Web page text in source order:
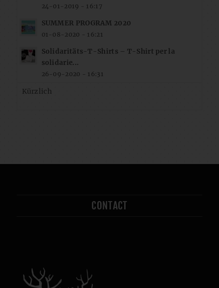
24-01-2019 - 16:17
SUMMER PROGRAM 2020
01-08-2020 - 16:21
Solidaritäts-T-Shirts – T-Shirt per la
solidarie...
26-09-2020 - 16:31
Kürzlich
CONTACT